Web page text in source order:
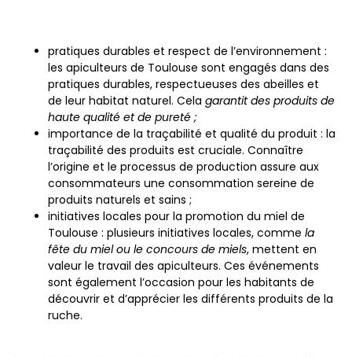
pratiques durables et respect de l’environnement :
les apiculteurs de Toulouse sont engagés dans des
pratiques durables, respectueuses des abeilles et
de leur habitat naturel. Cela garantit des produits de
haute qualité et de pureté ;
importance de la traçabilité et qualité du produit : la
traçabilité des produits est cruciale. Connaître
l’origine et le processus de production assure aux
consommateurs une consommation sereine de
produits naturels et sains ;
initiatives locales pour la promotion du miel de
Toulouse : plusieurs initiatives locales, comme la
fête du miel ou le concours de miels, mettent en
valeur le travail des apiculteurs. Ces événements
sont également l’occasion pour les habitants de
découvrir et d’apprécier les différents produits de la
ruche.